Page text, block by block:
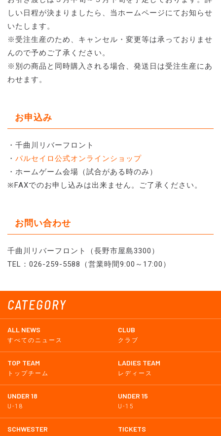
CATEGORY
ALL NEWS
すべてのニュース
CLUB
クラブ
TOP TEAM
トップチーム
LADIES TEAM
レディース
UNDER 18
U-18
UNDER 15
U-15
SCHWESTER TICKETS
しい日程が決まりましたら、当ホームページにてお知らせ
いたします。
※受注生産のため、キャンセル・変更等は承っておりませ
んので予めご了承ください。
※別の商品と同時購入される場合、発送日は受注生産にあ
わせます。
お申込み
・千曲川リバーフロント
・ パルセイロ公式オンラインショップ
・ホームゲーム会場（試合がある時のみ）
※FAXでのお申し込みは出来ません。ご了承ください。
お問い合わせ
千曲川リバーフロント（長野市屋島3300）
TEL：026-259-5588（営業時間9:00～17:00）